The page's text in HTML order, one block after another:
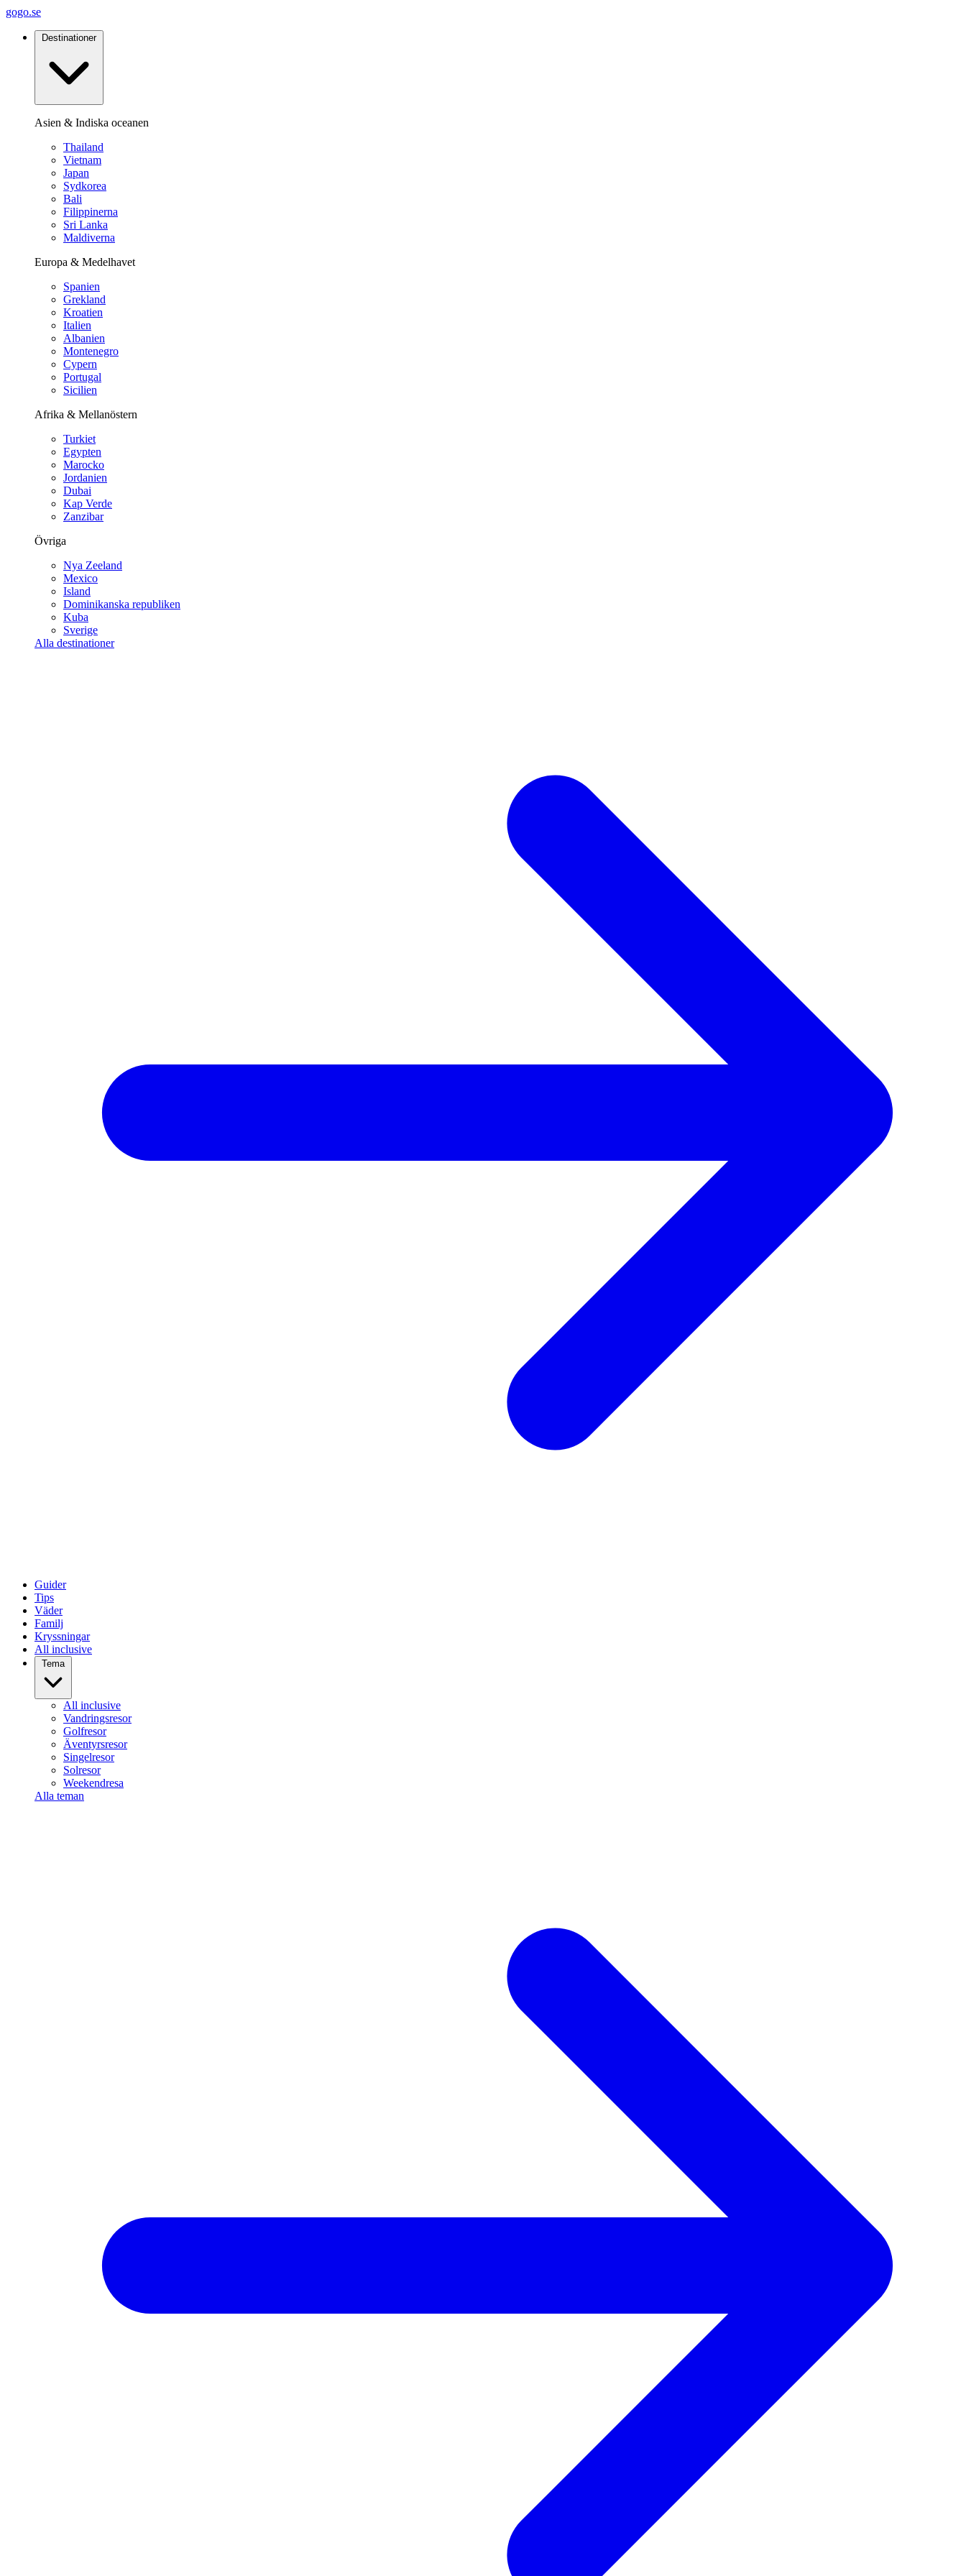
gogo.se
Destinationer
Asien & Indiska oceanen
Thailand
Vietnam
Japan
Sydkorea
Bali
Filippinerna
Sri Lanka
Maldiverna
Europa & Medelhavet
Spanien
Grekland
Kroatien
Italien
Albanien
Montenegro
Cypern
Portugal
Sicilien
Afrika & Mellanöstern
Turkiet
Egypten
Marocko
Jordanien
Dubai
Kap Verde
Zanzibar
Övriga
Nya Zeeland
Mexico
Island
Dominikanska republiken
Kuba
Sverige
Alla destinationer
Guider
Tips
Väder
Familj
Kryssningar
All inclusive
Tema
All inclusive
Vandringsresor
Golfresor
Äventyrsresor
Singelresor
Solresor
Weekendresa
Alla teman